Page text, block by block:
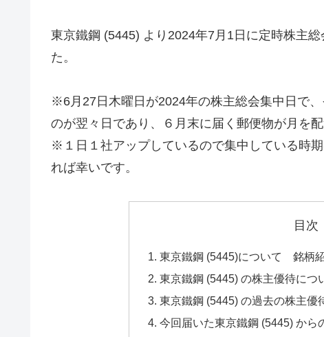
東京鐵鋼 (5445) より2024年7月1日に定時株主
た。
※6月27日木曜日が2024年の株主総会集中日で
のが翌々日であり、６月末に届く郵便物が月を
※１日１社アップしているので集中している時
れば幸いです。
目次
東京鐵鋼 (5445)について 銘柄
東京鐵鋼 (5445) の株主優待につ
東京鐵鋼 (5445) の過去の株主優
今回届いた東京鐵鋼 (5445) から